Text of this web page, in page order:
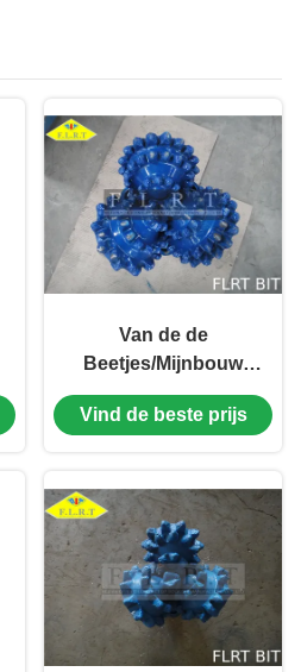
Van de de
Beetjes/Mijnbouw
Boor van de
olieveldboor de
Maatbescherming
Vind de beste prijs